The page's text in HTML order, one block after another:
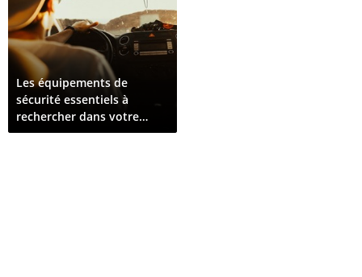
Les équipements de
sécurité essentiels à
rechercher dans votre
prochain véhicule